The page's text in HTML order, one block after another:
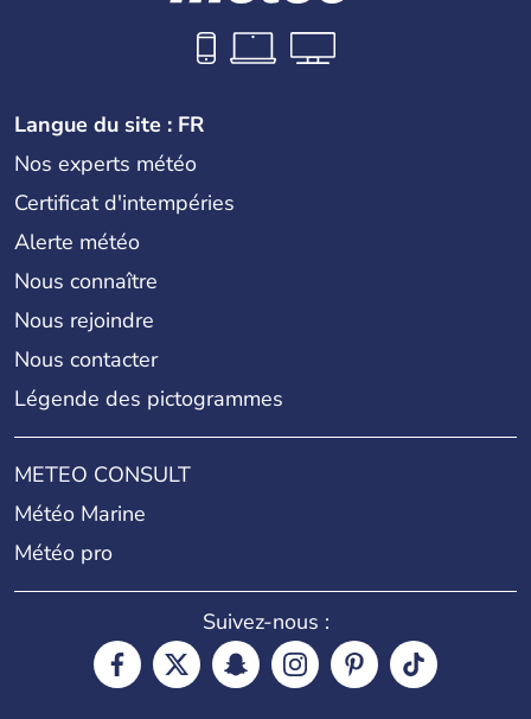
Langue du site : FR
Nos experts météo
Certificat d'intempéries
Alerte météo
Nous connaître
Nous rejoindre
Nous contacter
Légende des pictogrammes
METEO CONSULT
Météo Marine
Météo pro
Suivez-nous :